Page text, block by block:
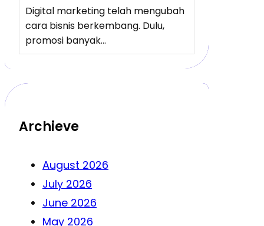
Digital marketing telah mengubah
cara bisnis berkembang. Dulu,
promosi banyak…
Archieve
August 2026
July 2026
June 2026
May 2026